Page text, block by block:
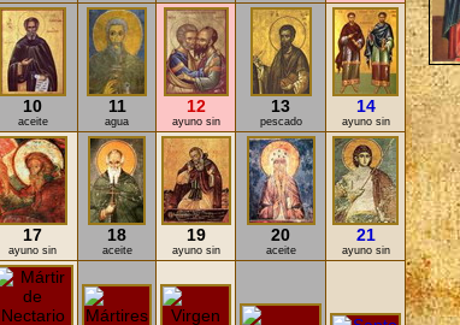
10
aceite
11
agua
12
ayuno sin
13
pescado
14
ayuno sin
17
ayuno sin
18
aceite
19
ayuno sin
20
aceite
21
ayuno sin